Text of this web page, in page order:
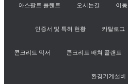
아스팔트 플랜트 오시는길 이
인증서 및 특허 현황 카탈로그
콘크리트 믹서 콘크리트 배쳐 플랜트
환경기계설비